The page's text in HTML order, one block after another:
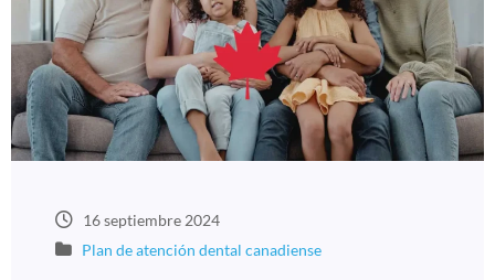
16 septiembre 2024
Plan de atención dental canadiense